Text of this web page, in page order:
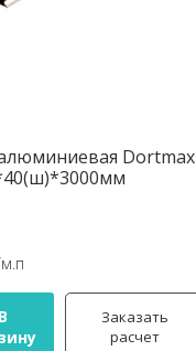
Dortmax
В
Заказать
расчет